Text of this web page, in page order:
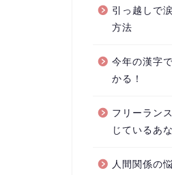
引っ越しで
方法
今年の漢字
かる！
フリーラン
じているあ
人間関係の